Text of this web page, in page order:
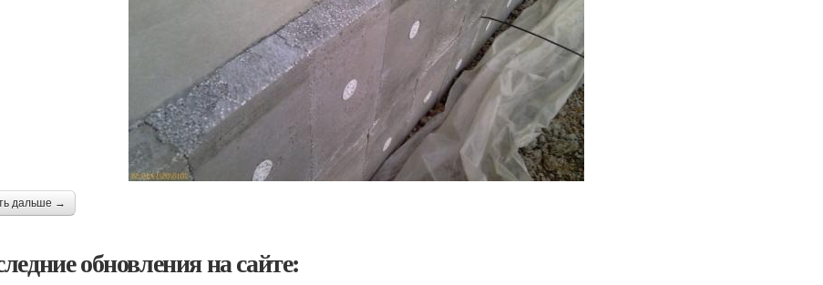
дальше →
обновления на сайте: